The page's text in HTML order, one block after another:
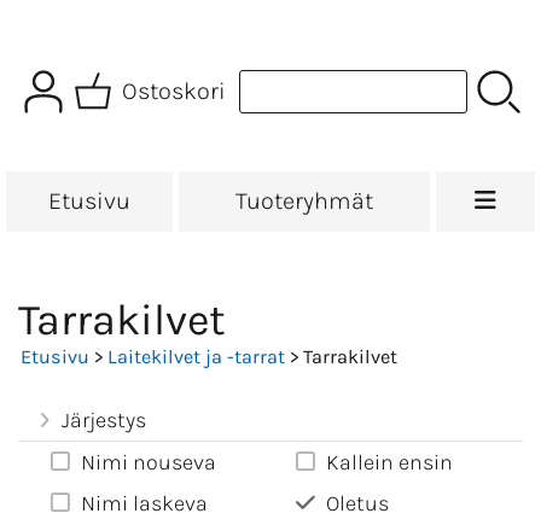
Ostoskori
Etusivu Tuoteryhmät
Tarrakilvet
Etusivu > Laitekilvet ja -tarrat > Tarrakilvet
Järjestys
Nimi nouseva
Nimi laskeva
Kallein ensin
Oletus